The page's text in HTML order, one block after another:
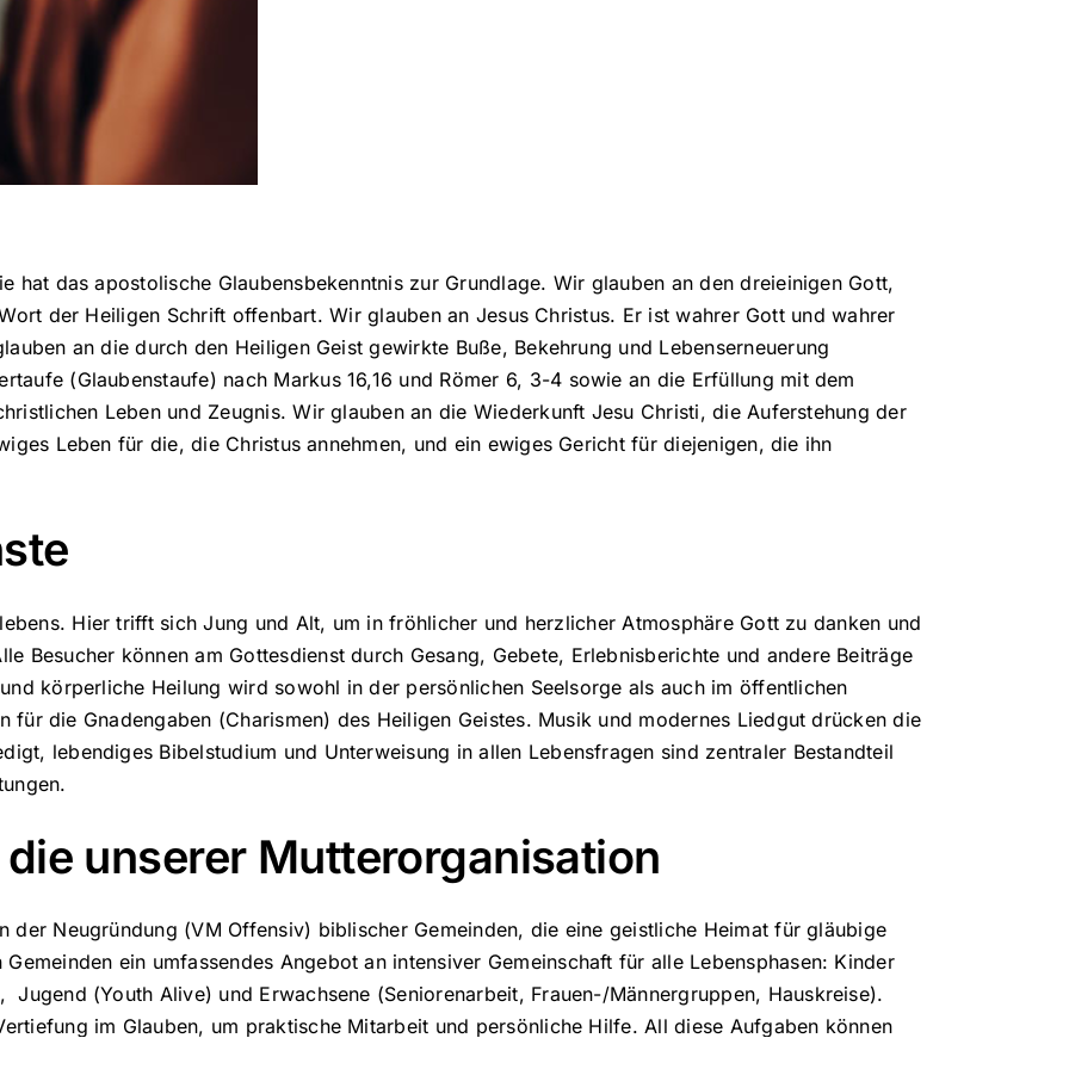
hat das apostolische Glaubensbekenntnis zur Grundlage. Wir glauben an den dreieinigen Gott,
der Heiligen Schrift offenbart. Wir glauben an Jesus Christus. Er ist wahrer Gott und wahrer
an die durch den Heiligen Geist gewirkte Buße, Bekehrung und Lebenserneuerung
(Glaubenstaufe) nach Markus 16,16 und Römer 6, 3-4 sowie an die Erfüllung mit dem
Leben und Zeugnis. Wir glauben an die Wiederkunft Jesu Christi, die Auferstehung der
Leben für die, die Christus annehmen, und ein ewiges Gericht für diejenigen, die ihn
Hier trifft sich Jung und Alt, um in fröhlicher und herzlicher Atmosphäre Gott zu danken und
Besucher können am Gottesdienst durch Gesang, Gebete, Erlebnisberichte und andere Beiträge
körperliche Heilung wird sowohl in der persönlichen Seelsorge als auch im öffentlichen
die Gnadengaben (Charismen) des Heiligen Geistes. Musik und modernes Liedgut drücken die
lebendiges Bibelstudium und Unterweisung in allen Lebensfragen sind zentraler Bestandteil
unserer Mutterorganisation
der Neugründung (VM Offensiv) biblischer Gemeinden, die eine geistliche Heimat für gläubige
ein umfassendes Angebot an intensiver Gemeinschaft für alle Lebensphasen: Kinder
Jugend (Youth Alive) und Erwachsene (Seniorenarbeit, Frauen-/Männergruppen, Hauskreise).
im Glauben, um praktische Mitarbeit und persönliche Hilfe. All diese Aufgaben können
Datenschutzhinweise